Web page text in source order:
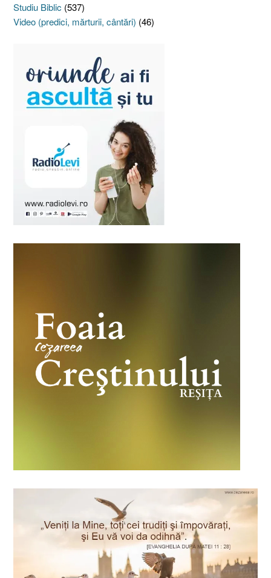
Studiu Biblic (537)
Video (predici, mărturii, cântări) (46)